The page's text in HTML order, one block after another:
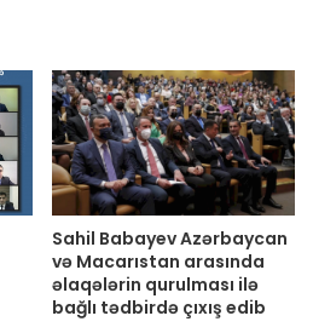
Sahil Babayev Azərbaycan
və Macarıstan arasında
əlaqələrin qurulması ilə
bağlı tədbirdə çıxış edib